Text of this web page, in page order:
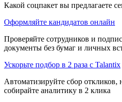
Какой соцпакет вы предлагаете
Оформляйте кандидатов онлайн
Проверяйте сотрудников и
документы без бумаг и личных
Ускорьте подбор в 2 раза с Talantix
Автоматизируйте сбор откликов,
собирайте аналитику в 2 клика